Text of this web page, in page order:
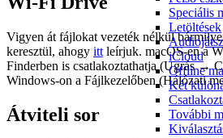
Speciális
Letöltések
iCloud
Offline
Két
További
Vigyen át fájlokat vezeték nélkül
keresztül, ahogy itt leírjuk. macOS-en a
Finderben is csatlakoztathatja (Ugrás →
Windows-on a Fájlkezelőben (Hálózati
Átviteli sor